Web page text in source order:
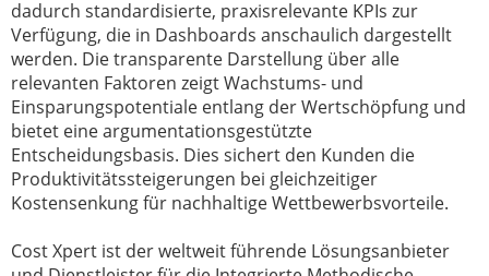
dadurch standardisierte, praxisrelevante KPIs zur
Verfügung, die in Dashboards anschaulich dargestellt
werden. Die transparente Darstellung über alle
relevanten Faktoren zeigt Wachstums- und
Einsparungspotentiale entlang der Wertschöpfung und
bietet eine argumentationsgestützte
Entscheidungsbasis. Dies sichert den Kunden die
Produktivitätssteigerungen bei gleichzeitiger
Kostensenkung für nachhaltige Wettbewerbsvorteile.
Cost Xpert ist der weltweit führende Lösungsanbieter